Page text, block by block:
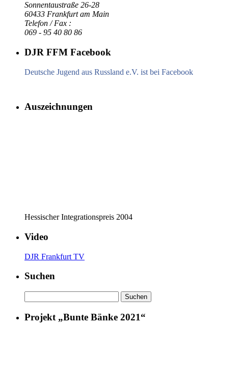
Sonnentaustraße 26-28
60433 Frankfurt am Main
Telefon / Fax :
069 - 95 40 80 86
DJR FFM Facebook
Deutsche Jugend aus Russland e.V. ist bei Facebook
Auszeichnungen
Hessischer Integrationspreis 2004
Video
DJR Frankfurt TV
Suchen
nach:
Projekt „Bunte Bänke 2021“